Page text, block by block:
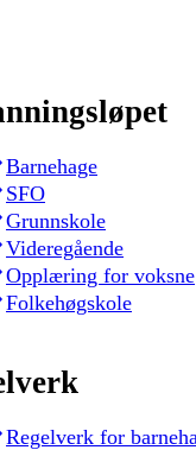
Barnehage
SFO
Grunnskole
Videregående
Opplæring for voksne
Folkehøgskole
Regelverk for